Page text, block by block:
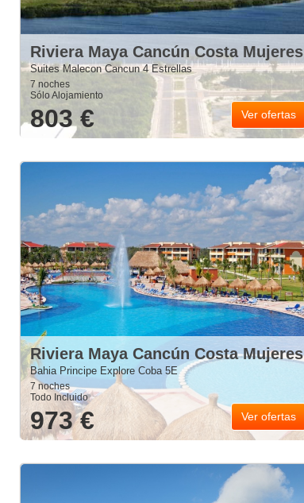
Riviera Maya Cancún Costa Mujeres
Suites Malecon Cancun 4 Estrellas
7 noches
Sólo Alojamiento
803 € Ver ofertas
Riviera Maya Cancún Costa Mujeres
Bahia Principe Explore Coba 5E
7 noches
Todo Incluido
973 € Ver ofertas